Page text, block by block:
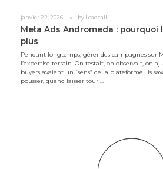
janvier 22, 2026 by Leadcall
Meta Ads Andromeda : pourquoi
plus
Pendant longtemps, gérer des campagnes sur
l’expertise terrain. On testait, on observait, on
buyers avaient un “sens” de la plateforme. Ils
pousser, quand laisser tour ...